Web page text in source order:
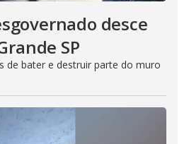
desce
SP
de bater e destruir parte do muro